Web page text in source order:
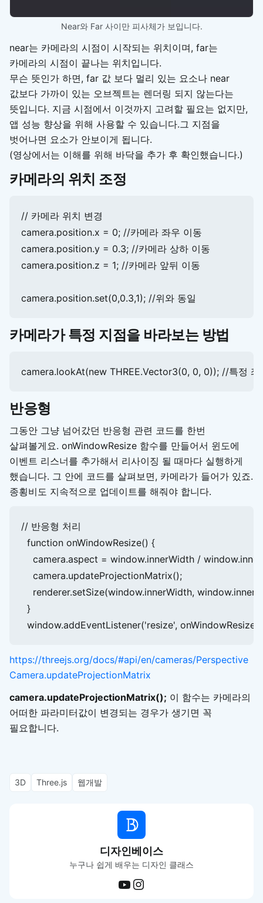
Near와 Far 사이만 피사체가 보입니다.
near는 카메라의 시점이 시작되는 위치이며, far는
카메라의 시점이 끝나는 위치입니다.
무슨 뜻인가 하면, far 값 보다 멀리 있는 요소나 near
값보다 가까이 있는 오브젝트는 렌더링 되지 않는다는
뜻입니다. 지금 시점에서 이것까지 고려할 필요는 없지만,
앱 성능 향상을 위해 사용할 수 있습니다.그 지점을
벗어나면 요소가 안보이게 됩니다.
(영상에서는 이해를 위해 바닥을 추가 후 확인했습니다.)
카메라의 위치 조정
// 카메라 위치 변경
camera.position.x = 0; //카메라 좌우 이동
camera.position.y = 0.3; //카메라 상하 이동
camera.position.z = 1; //카메라 앞뒤 이동
카메라가 특정 지점을 바라보는 방법
camera.lookAt(new THREE.Vector3(0, 0, 0)); //특정 좌
반응형
그동안 그냥 넘어갔던 반응형 관련 코드를 한번
살펴볼게요. onWindowResize 함수를 만들어서 윈도에
이벤트 리스너를 추가해서 리사이징 될 때마다 실행하게
했습니다. 그 안에 코드를 살펴보면, 카메라가 들어가 있죠.
종횡비도 지속적으로 업데이트를 해줘야 합니다.
// 반응형 처리
  function onWindowResize() {
camera.aspect = window.innerWidth /
    camera.updateProjectionMatrix();
renderer.setSize(window.innerWidth,
  }
https://threejs.org/docs/#api/en/cameras/Perspective
Camera.updateProjectionMatrix
camera.updateProjectionMatrix(); 이 함수는 카메라의
어떠한 파라미터값이 변경되는 경우가 생기면 꼭
필요합니다.
3D Three.js 웹개발
디자인베이스
누구나 쉽게 배우는 디자인 클래스